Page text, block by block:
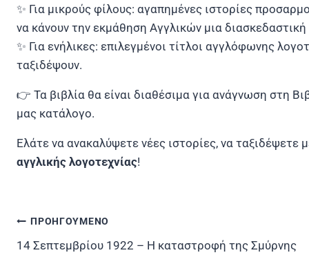
✨ Για μικρούς φίλους: αγαπημένες ιστορίες
να κάνουν την εκμάθηση Αγγλικών μια διασκεδαστική
✨ Για ενήλικες: επιλεγμένοι τίτλοι αγγλόφωνης
ταξιδέψουν.
👉 Τα βιβλία θα είναι διαθέσιμα για ανάγνωση στη
μας κατάλογο.
Ελάτε να ανακαλύψετε νέες ιστορίες, να ταξιδέψετε
αγγλικής λογοτεχνίας!
Πλοήγηση
ΠΡΟΗΓΟΥΜΕΝΟ
14 Σεπτεμβρίου 1922 – Η καταστροφή της Σμύρνης